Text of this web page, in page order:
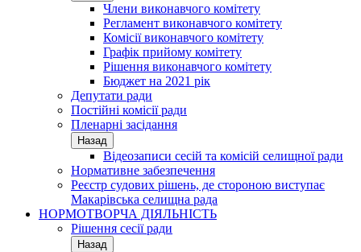
Члени виконавчого комітету
Регламент виконавчого комітету
Комісії виконавчого комітету
Графік прийому комітету
Рішення виконавчого комітету
Бюджет на 2021 рік
Депутати ради
Постійні комісії ради
Пленарні засідання
Назад
Відеозаписи сесій та комісій селищної ради
Нормативне забезпечення
Реєстр судових рішень, де стороною виступає
Макарівська селищна рада
НОРМОТВОРЧА ДІЯЛЬНІСТЬ
Рішення сесії ради
Назад